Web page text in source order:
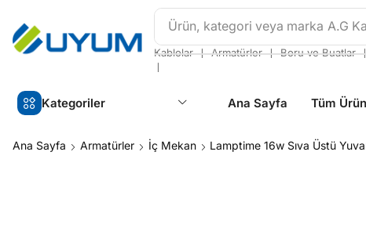
Ürün, kategori veya marka A.G
Kablolar ❘ Armatürler ❘ Boru ve Buatlar
❘
Kategoriler Ana Sayfa Tüm
Ana Sayfa Armatürler İç Mekan Lamptime 16w Sıva Üstü